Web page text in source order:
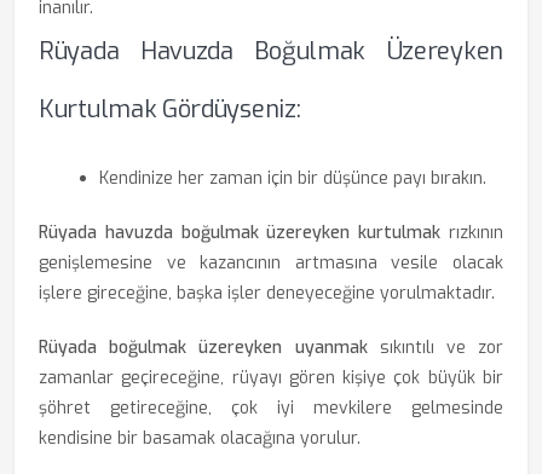
inanılır.
Rüyada Havuzda Boğulmak Üzereyken
Kurtulmak Gördüyseniz:
Kendinize her zaman için bir düşünce payı bırakın.
Rüyada havuzda boğulmak üzereyken kurtulmak rızkının
genişlemesine ve kazancının artmasına vesile olacak
işlere gireceğine, başka işler deneyeceğine yorulmaktadır.
Rüyada boğulmak üzereyken uyanmaksıkıntılı ve zor
zamanlar geçireceğine, rüyayı gören kişiye çok büyük bir
şöhret getireceğine, çok iyi mevkilere gelmesinde
kendisine bir basamak olacağına yorulur.